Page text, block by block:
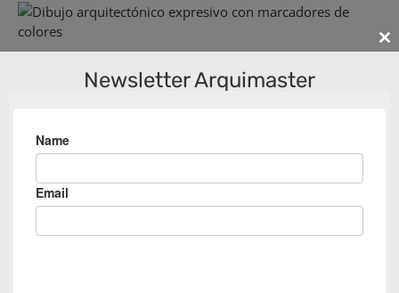
Newsletter Arquimaster